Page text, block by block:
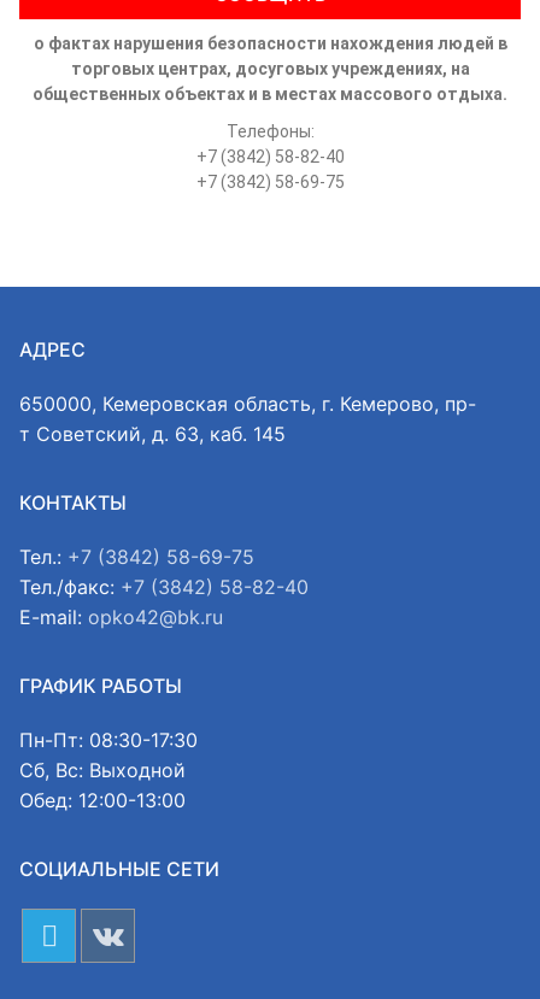
о фактах нарушения безопасности нахождения людей в
торговых центрах, досуговых учреждениях, на
общественных объектах и в местах массового отдыха.
Телефоны:
+7 (3842) 58-82-40
+7 (3842) 58-69-75
АДРЕС
650000, Кемеровская область, г. Кемерово, пр-
т Советский, д. 63, каб. 145
КОНТАКТЫ
Тел.: +7 (3842) 58-69-75
Тел./факс: +7 (3842) 58-82-40
E-mail: opko42@bk.ru
ГРАФИК РАБОТЫ
Пн-Пт: 08:30-17:30
Сб, Вс: Выходной
Обед: 12:00-13:00
СОЦИАЛЬНЫЕ СЕТИ